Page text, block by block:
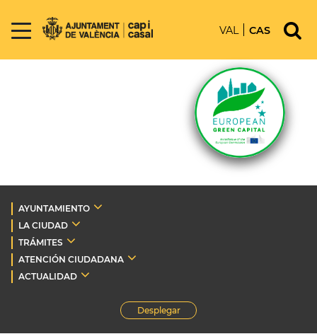
VAL CAS
AYUNTAMIENTO
LA CIUDAD
TRÁMITES
ATENCIÓN CIUDADANA
ACTUALIDAD
Desplegar